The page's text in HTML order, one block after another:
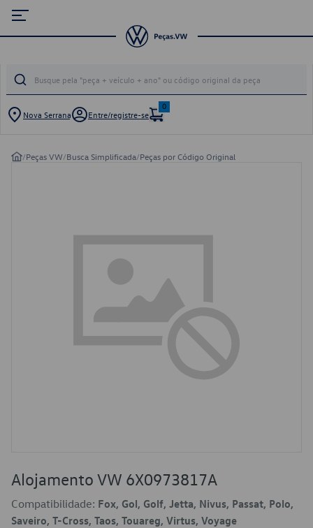
Nova Serrana Entre/registre-se
0
/Peças VW/Busca Simplificada/Peças por Código Original
Alojamento VW 6X0973817A
Compatibilidade: Fox, Gol, Golf, Jetta, Nivus, Passat, Polo,
Saveiro, T-Cross, Taos, Touareg, Virtus, Voyage